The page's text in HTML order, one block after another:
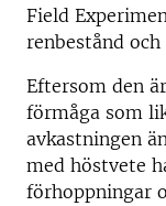
Field
renbestånd
Eftersom den
förmåga som
avkastningen
med höstvete
förhoppningar